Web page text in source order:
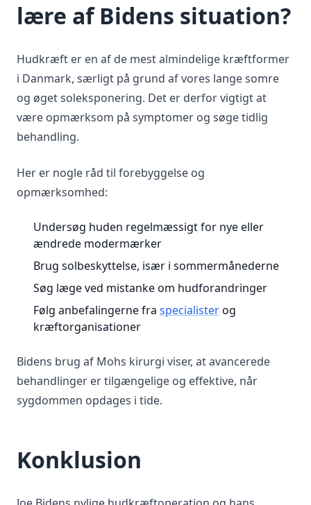
lære af Bidens situation?
Hudkræft er en af de mest almindelige kræftformer
i Danmark, særligt på grund af vores lange somre
og øget soleksponering. Det er derfor vigtigt at
være opmærksom på symptomer og søge tidlig
behandling.
Her er nogle råd til forebyggelse og
opmærksomhed:
Undersøg huden regelmæssigt for nye eller
ændrede modermærker
Brug solbeskyttelse, især i sommermånederne
Søg læge ved mistanke om hudforandringer
Følg anbefalingerne fra specialisterog
kræftorganisationer
Bidens brug af Mohs kirurgi viser, at avancerede
behandlinger er tilgængelige og effektive, når
sygdommen opdages i tide.
Konklusion